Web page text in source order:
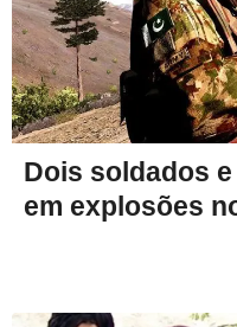
Dois soldados
em explosões